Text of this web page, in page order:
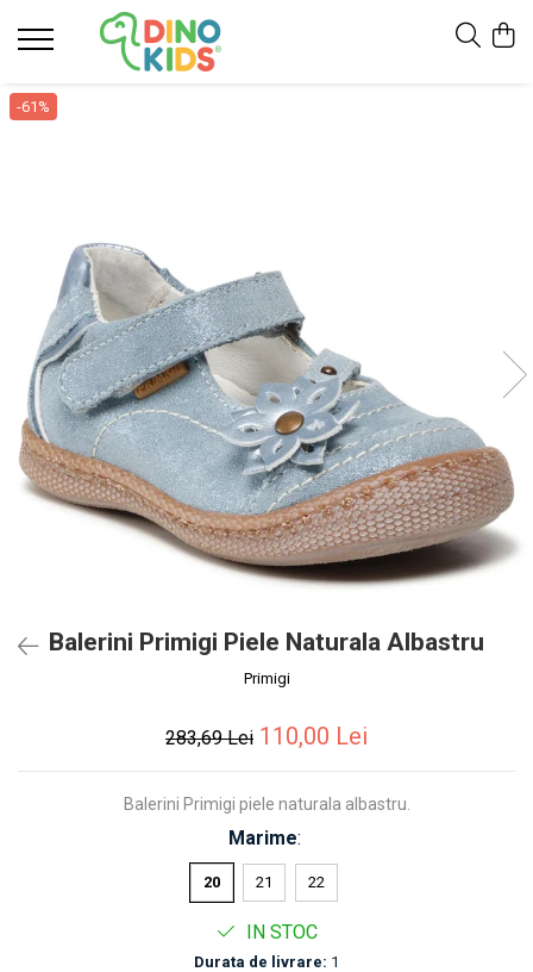
Suport clienti
Formular de retur
-61%
Balerini Primigi Piele Naturala Albastru
Primigi
283,69 Lei 110,00 Lei
Balerini Primigi piele naturala albastru.
Marime:
20 21 22
IN STOC
Durata de livrare: 1